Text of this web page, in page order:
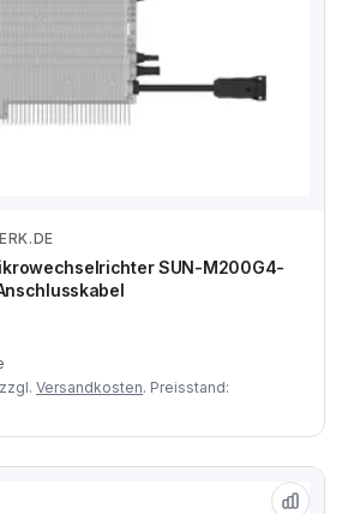
Zum Angebot
SUN-M200G4-
Versandkosten. Preisstand: